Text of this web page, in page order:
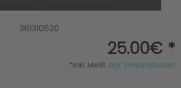
361310520
25.00€ *
*inkl. MwSt.zzgl. Versandkosten